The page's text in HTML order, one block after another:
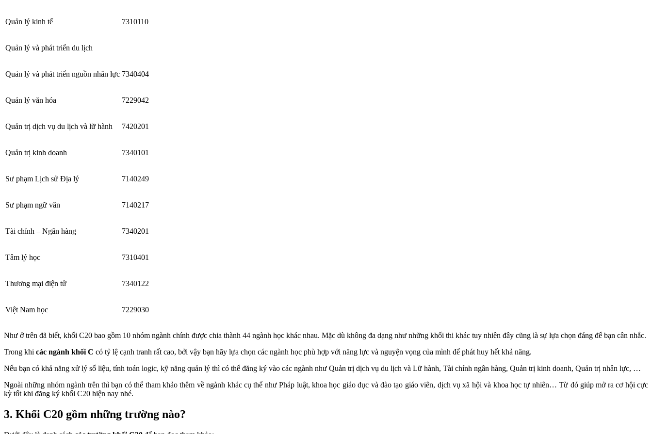
Quản lý kinh tế 7310110
Quản lý và phát triển du lịch
Quản lý và phát triển nguồn nhân lực 7340404
Quản lý văn hóa 7229042
Quản trị dịch vụ du lịch và lữ hành 7420201
Quản trị kinh doanh 7340101
Sư phạm Lịch sử Địa lý 7140249
Sư phạm ngữ văn 7140217
Tài chính – Ngân hàng 7340201
Tâm lý học 7310401
Thương mại điện tử 7340122
Việt Nam học 7229030
Như ở trên đã biết, khối C20 bao gồm 10 nhóm ngành chính được chia thành 44 ngành học khác nhau. Mặc dù không đa dạng như những khối thi khác tuy nhiên đây cũng là sự lựa chọn đáng để bạn cân nhắc.
Trong khi các ngành khối C có tỷ lệ cạnh tranh rất cao, bởi vậy bạn hãy lựa chọn các ngành học phù hợp với năng lực và nguyện vọng của mình để phát huy hết khả năng.
Nếu bạn có khả năng xử lý số liệu, tính toán logic, kỹ năng quản lý thì có thể đăng ký vào các ngành như Quản trị dịch vụ du lịch và Lữ hành, Tài chính ngân hàng, Quản trị kinh doanh, Quản trị nhân lực, …
Ngoài những nhóm ngành trên thì bạn có thể tham khảo thêm về ngành khác cụ thể như Pháp luật, khoa học giáo dục và đào tạo giáo viên, dịch vụ xã hội và khoa học tự nhiên… Từ đó giúp mở ra cơ hội cực
kỳ tốt khi đăng ký khối C20 hiện nay nhé.
3. Khối C20 gồm những trường nào?